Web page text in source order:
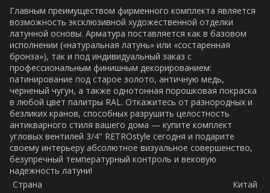
Главным преимуществом фирменного комплекта является
возможность эксклюзивной художественной отделки
латунной основы. Арматура поставляется как в базовом
исполнении («натуральная латунь» или «состаренная
бронза»), так и под индивидуальный заказ с
профессиональным финишным декорированием:
патинирование под старое золото, античную медь,
черненый чугун, а также однотонная порошковая покраска
в любой цвет палитры RAL. Откажитесь от разнородных и
безликих кранов, способных разрушить целостность
антикварного стиля вашего дома — купите комплект
угловых вентилей 3/4" RETROstyle сегодня и подарите
своему интерьеру абсолютное визуальное совершенство,
безупречный температурный контроль и вековую
надежность латуни!
Страна
Китай